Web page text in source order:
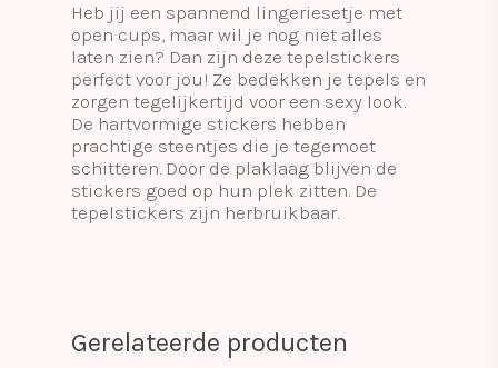
Heb jij een spannend lingeriesetje met
open cups, maar wil je nog niet alles
laten zien? Dan zijn deze tepelstickers
perfect voor jou! Ze bedekken je tepels en
zorgen tegelijkertijd voor een sexy look.
De hartvormige stickers hebben
prachtige steentjes die je tegemoet
schitteren. Door de plaklaag blijven de
stickers goed op hun plek zitten. De
tepelstickers zijn herbruikbaar.
Gerelateerde producten